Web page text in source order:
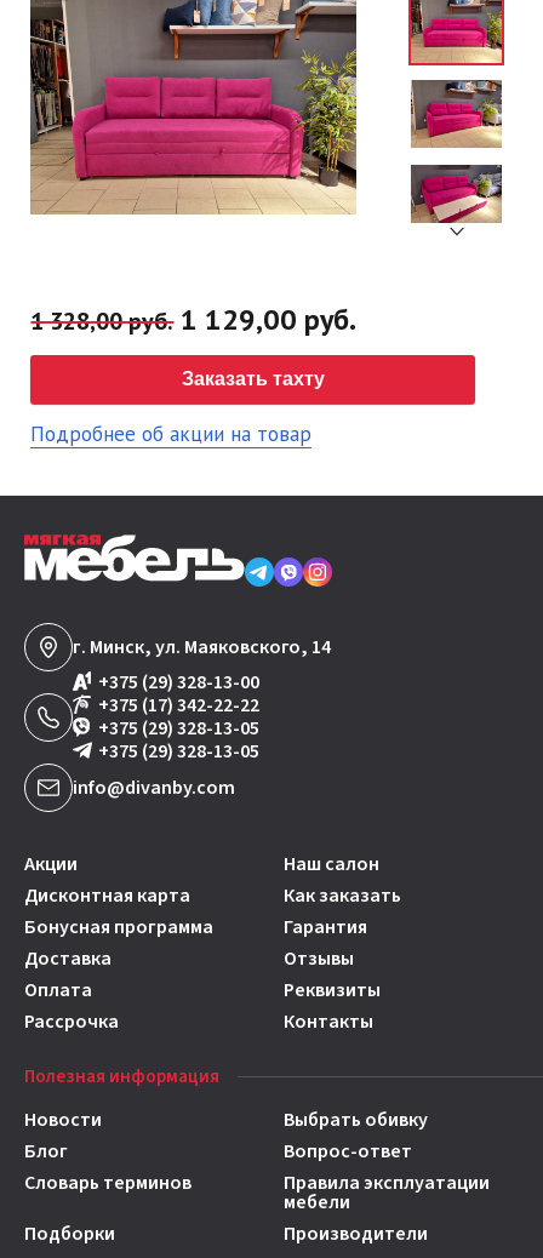
1 328,00 руб.1 129,00 руб.
Заказать тахту
Подробнее об акции на товар
г. Минск, ул. Маяковского, 14
+375 (29) 328-13-00
+375 (17) 342-22-22
+375 (29) 328-13-05
+375 (29) 328-13-05
info@divanby.com
Акции
Наш салон
Дисконтная карта
Как заказать
Бонусная программа
Гарантия
Доставка
Отзывы
Оплата
Реквизиты
Рассрочка
Контакты
Полезная информация
Новости
Выбрать обивку
Блог
Вопрос-ответ
Словарь терминов
Правила эксплуатации
мебели
Подборки
Производители